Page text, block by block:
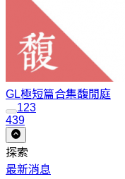
GL極短篇合集馥閒庭
123
439
探索
最新消息